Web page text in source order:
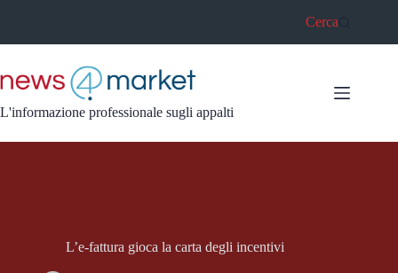
Cerca
L'informazione professionale sugli appalti
L’e-fattura gioca la carta degli incentivi